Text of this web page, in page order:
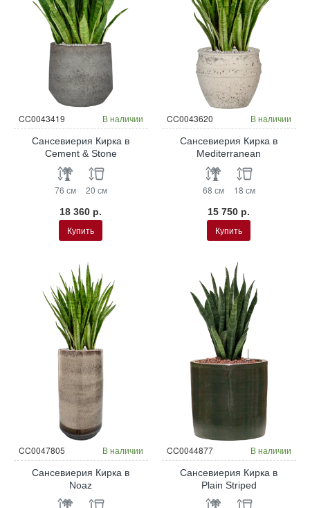
CC0043419 В наличии
Сансевиерия Кирка в
Cement & Stone
76 см 20 см
18 360 р.
Купить
CC0043620 В наличии
Сансевиерия Кирка в
Mediterranean
68 см 18 см
15 750 р.
Купить
CC0047805 В наличии
Сансевиерия Кирка в
Noaz
CC0044877 В наличии
Сансевиерия Кирка в
Plain Striped